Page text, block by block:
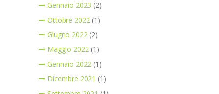
Gennaio 2023 (2)
Ottobre 2022 (1)
Giugno 2022 (2)
Maggio 2022 (1)
Gennaio 2022 (1)
Dicembre 2021 (1)